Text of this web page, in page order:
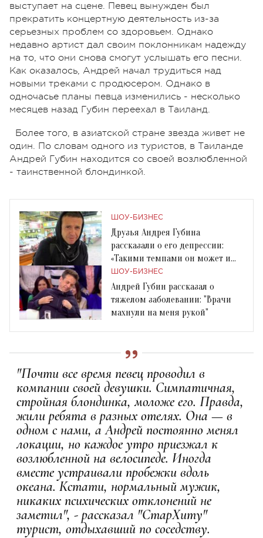
выступает на сцене. Певец вынужден был
прекратить концертную деятельность из-за
серьезных проблем со здоровьем. Однако
недавно артист дал своим поклонникам надежду
на то, что они снова смогут услышать его песни.
Как оказалось, Андрей начал трудиться над
новыми треками с продюсером. Однако в
одночасье планы певца изменились - несколько
месяцев назад Губин переехал в Таиланд.
Более того, в азиатской стране звезда живет не
один. По словам одного из туристов, в Таиланде
Андрей Губин находится со своей возлюбленной
- таинственной блондинкой.
ШОУ-БИЗНЕС
Друзья Андрея Губина
рассказали о его депрессии:
«Такими темпами он может и
руки на себя наложить»
ШОУ-БИЗНЕС
Андрей Губин рассказал о
тяжелом заболевании: "Врачи
махнули на меня рукой"
"Почти все время певец проводил в
компании своей девушки. Симпатичная,
стройная блондинка, моложе его. Правда,
жили ребята в разных отелях. Она — в
одном с нами, а Андрей постоянно менял
локации, но каждое утро приезжал к
возлюбленной на велосипеде. Иногда
вместе устраивали пробежки вдоль
океана. Кстати, нормальный мужик,
никаких психических отклонений не
заметил", - рассказал "СтарХиту"
турист, отдыхавший по соседству.